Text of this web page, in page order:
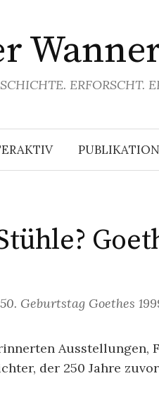
ERFORSCHT.
PUBLIKATION
Geburtstag Goethes
der 250 Jahre